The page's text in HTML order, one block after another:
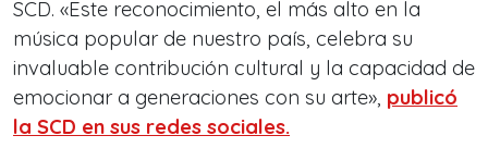
SCD. «Este reconocimiento, el más alto en la
música popular de nuestro país, celebra su
invaluable contribución cultural y la capacidad de
emocionar a generaciones con su arte», publicó
la SCD en sus redes sociales.